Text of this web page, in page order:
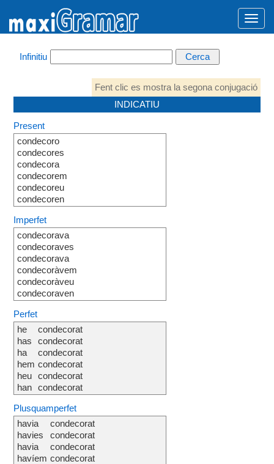
Infinitiu
Fent clic es mostra la segona conjugació
INDICATIU
Present
condecoro
condecores
condecora
condecorem
condecoreu
condecoren
Imperfet
condecorava
condecoraves
condecorava
condecoràvem
condecoràveu
condecoraven
Perfet
he
has
ha
hem
heu
han
condecorat
condecorat
condecorat
condecorat
condecorat
condecorat
Plusquamperfet
havia
havies
havia
havíem
condecorat
condecorat
condecorat
condecorat